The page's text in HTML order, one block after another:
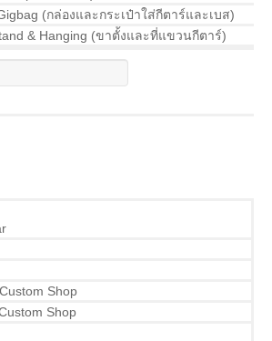
(กล่องและกระเป๋าใส่กีตาร์และเบส)
& Hanging (ขาตั้งและที่แขวนกีตาร์)
Shop
Shop